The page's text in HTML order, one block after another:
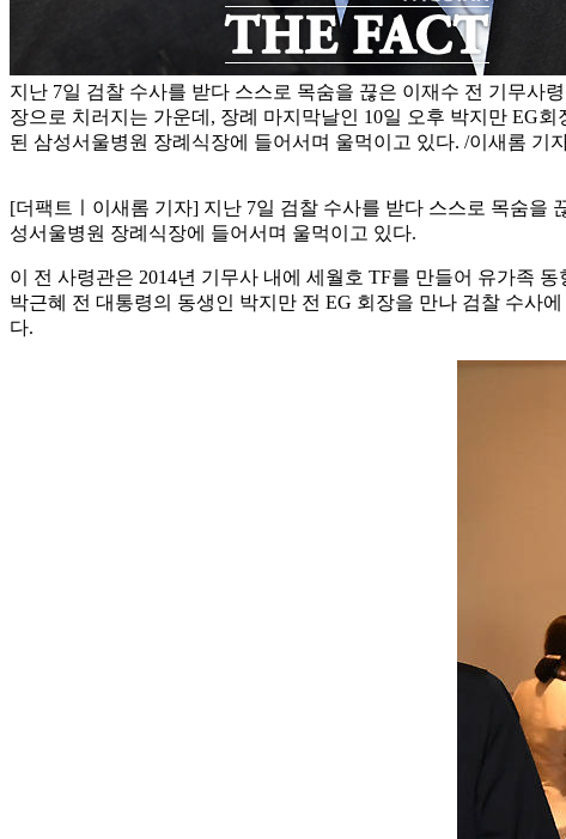
지난 7일 검찰 수사를 받다 스스로 목숨을 끊은 이재수 전 기무사
장으로 치러지는 가운데, 장례 마지막날인 10일 오후 박지만 EG회
된 삼성서울병원 장례식장에 들어서며 울먹이고 있다. /이새롬 기
[더팩트ㅣ이새롬 기자] 지난 7일 검찰 수사를 받다 스스로 목숨을
성서울병원 장례식장에 들어서며 울먹이고 있다.
이 전 사령관은 2014년 기무사 내에 세월호 TF를 만들어 유가족
박근혜 전 대통령의 동생인 박지만 전 EG 회장을 만나 검찰 수사
다.